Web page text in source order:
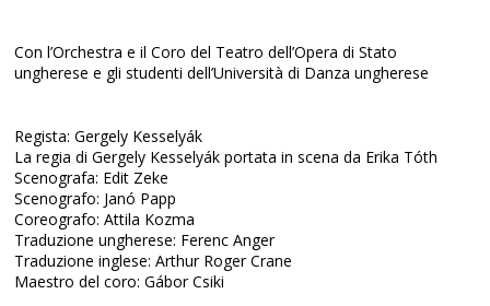
Con l’Orchestra e il Coro del Teatro dell’Opera di Stato
ungherese e gli studenti dell’Università di Danza ungherese
Regista: Gergely Kesselyák
La regia di Gergely Kesselyák portata in scena da Erika Tóth
Scenografa: Edit Zeke
Scenografo: Janó Papp
Coreografo: Attila Kozma
Traduzione ungherese: Ferenc Anger
Traduzione inglese: Arthur Roger Crane
Maestro del coro: Gábor Csiki